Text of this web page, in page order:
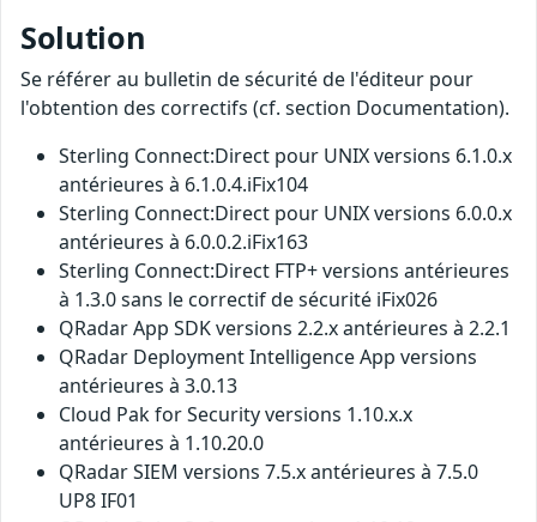
Solution
Se référer au bulletin de sécurité de l'éditeur pour
l'obtention des correctifs (cf. section Documentation).
Sterling Connect:Direct pour UNIX versions 6.1.0.x
antérieures à 6.1.0.4.iFix104
Sterling Connect:Direct pour UNIX versions 6.0.0.x
antérieures à 6.0.0.2.iFix163
Sterling Connect:Direct FTP+ versions antérieures
à 1.3.0 sans le correctif de sécurité iFix026
QRadar App SDK versions 2.2.x antérieures à 2.2.1
QRadar Deployment Intelligence App versions
antérieures à 3.0.13
Cloud Pak for Security versions 1.10.x.x
antérieures à 1.10.20.0
QRadar SIEM versions 7.5.x antérieures à 7.5.0
UP8 IF01